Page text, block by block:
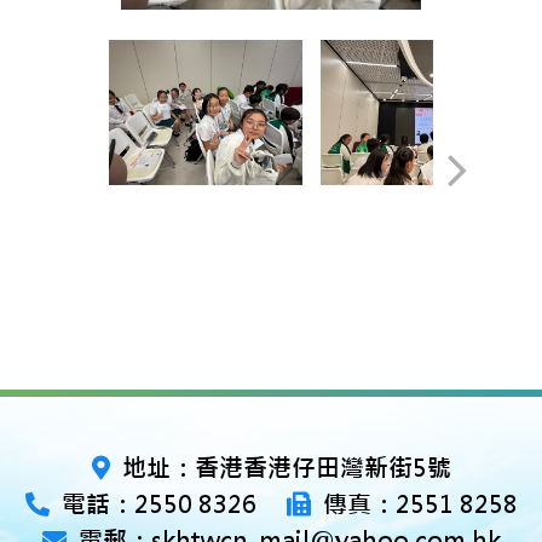
地址：香港香港仔田灣新街5號
電話：2550 8326
傳真：2551 8258